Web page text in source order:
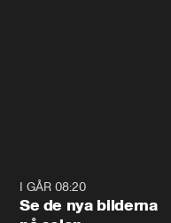
I GÅR 08:20
Se de nya bilderna